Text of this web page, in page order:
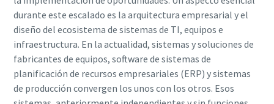
durante este escalado es la arquitectura empresarial y el
diseño del ecosistema de sistemas de TI, equipos e
infraestructura. En la actualidad, sistemas y soluciones de
fabricantes de equipos, software de sistemas de
planificación de recursos empresariales (ERP) y sistemas
de producción convergen los unos con los otros. Esos